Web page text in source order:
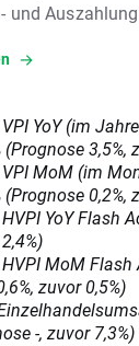
und
YoY (im
3,5%,
MoM (im
0,2%,
YoY Flash
MoM Flash
zuvor 0,5%)
-, zuvor 7,3%)